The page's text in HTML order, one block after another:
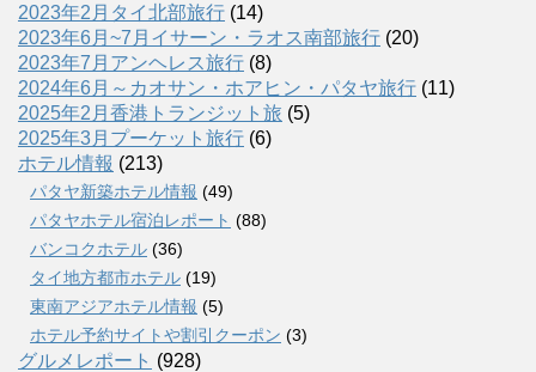
2023年2月タイ北部旅行 (14)
2023年6月~7月イサーン・ラオス南部旅行 (20)
2023年7月アンヘレス旅行 (8)
2024年6月～カオサン・ホアヒン・パタヤ旅行 (11)
2025年2月香港トランジット旅 (5)
2025年3月プーケット旅行 (6)
ホテル情報 (213)
パタヤ新築ホテル情報 (49)
パタヤホテル宿泊レポート (88)
バンコクホテル (36)
タイ地方都市ホテル (19)
東南アジアホテル情報 (5)
ホテル予約サイトや割引クーポン (3)
グルメレポート (928)